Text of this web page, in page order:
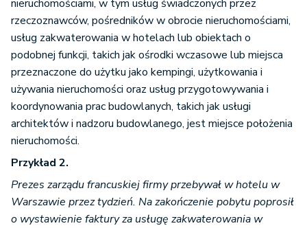
nieruchomościami, w tym usług świadczonych przez
rzeczoznawców, pośredników w obrocie nieruchomościami,
usług zakwaterowania w hotelach lub obiektach o
podobnej funkcji, takich jak ośrodki wczasowe lub miejsca
przeznaczone do użytku jako kempingi, użytkowania i
używania nieruchomości oraz usług przygotowywania i
koordynowania prac budowlanych, takich jak usługi
architektów i nadzoru budowlanego, jest miejsce położenia
nieruchomości.
Przykład 2.
Prezes zarządu francuskiej firmy przebywał w hotelu w
Warszawie przez tydzień. Na zakończenie pobytu poprosił
o wystawienie faktury za usługę zakwaterowania w